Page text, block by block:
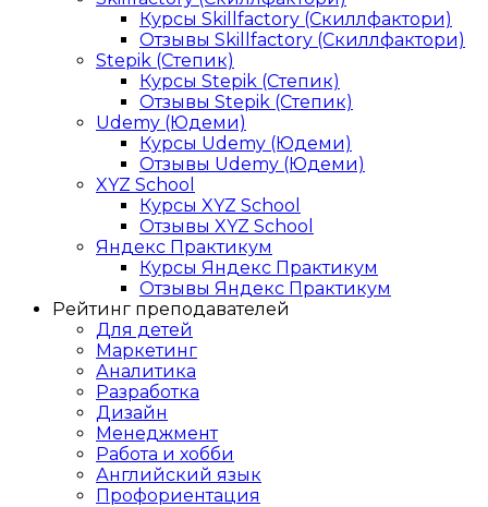
Курсы Skillfactory (Скиллфактори)
Отзывы Skillfactory (Скиллфактори)
Stepik (Степик)
Курсы Stepik (Степик)
Отзывы Stepik (Степик)
Udemy (Юдеми)
Курсы Udemy (Юдеми)
Отзывы Udemy (Юдеми)
XYZ School
Курсы XYZ School
Отзывы XYZ School
Яндекс Практикум
Курсы Яндекс Практикум
Отзывы Яндекс Практикум
Рейтинг преподавателей
Для детей
Маркетинг
Аналитика
Разработка
Дизайн
Менеджмент
Работа и хобби
Английский язык
Профориентация